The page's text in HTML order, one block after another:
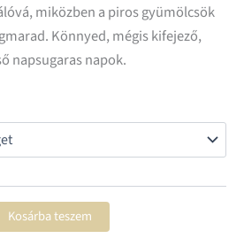
miközben a piros gyümölcsök
Könnyed, mégis kifejező,
napsugaras napok.
Kosárba teszem